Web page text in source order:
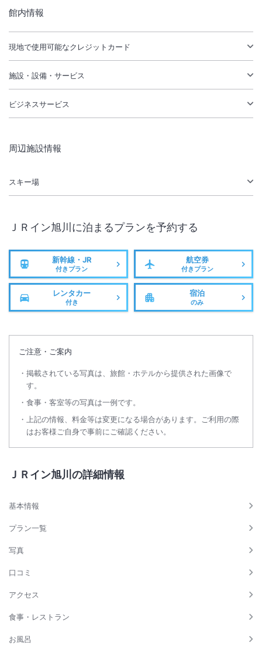
館内情報
現地で使用可能なクレジットカード
施設・設備・サービス
ビジネスサービス
周辺施設情報
スキー場
ＪＲイン旭川 に泊まるプランを予約する
新幹線・JR
付きプラン
航空券
付きプラン
レンタカー
付き
宿泊
のみ
ご注意・ご案内
掲載されている写真は、旅館・ホテルから提供された画像で
す。
食事・客室等の写真は一例です。
上記の情報、料金等は変更になる場合があります。ご利用の際
はお客様ご自身で事前にご確認ください。
ＪＲイン旭川の詳細情報
基本情報
プラン一覧
写真
口コミ
アクセス
食事・レストラン
お風呂